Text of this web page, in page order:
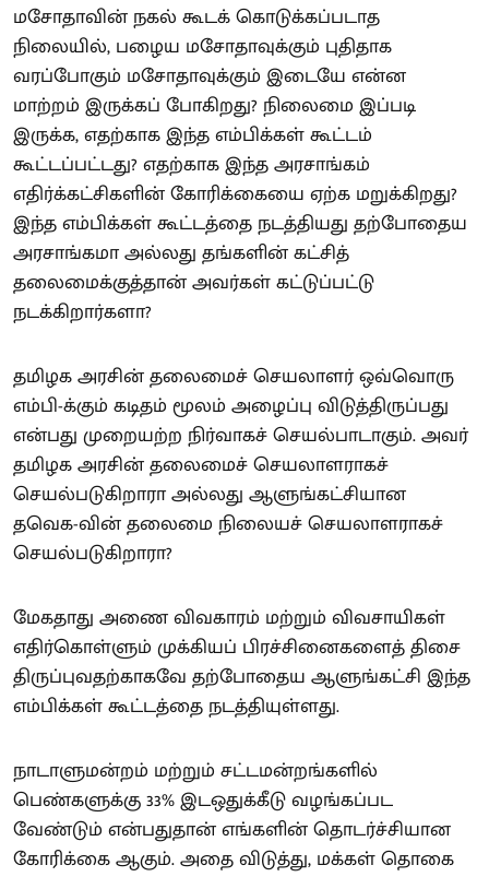
மசோதாவின் நகல் கூடக் கொடுக்கப்படாத
நிலையில், பழைய மசோதாவுக்கும் புதிதாக
வரப்போகும் மசோதாவுக்கும் இடையே என்ன
மாற்றம் இருக்கப் போகிறது? நிலைமை இப்படி
இருக்க, எதற்காக இந்த எம்பிக்கள் கூட்டம்
கூட்டப்பட்டது? எதற்காக இந்த அரசாங்கம்
எதிர்க்கட்சிகளின் கோரிக்கையை ஏற்க மறுக்கிறது?
இந்த எம்பிக்கள் கூட்டத்தை நடத்தியது தற்போதைய
அரசாங்கமா அல்லது தங்களின் கட்சித்
தலைமைக்குத்தான் அவர்கள் கட்டுப்பட்டு
நடக்கிறார்களா?
தமிழக அரசின் தலைமைச் செயலாளர் ஒவ்வொரு
எம்பி-க்கும் கடிதம் மூலம் அழைப்பு விடுத்திருப்பது
என்பது முறையற்ற நிர்வாகச் செயல்பாடாகும். அவர்
தமிழக அரசின் தலைமைச் செயலாளராகச்
செயல்படுகிறாரா அல்லது ஆளுங்கட்சியான
தவெக-வின் தலைமை நிலையச் செயலாளராகச்
செயல்படுகிறாரா?
மேகதாது அணை விவகாரம் மற்றும் விவசாயிகள்
எதிர்கொள்ளும் முக்கியப் பிரச்சினைகளைத் திசை
திருப்புவதற்காகவே தற்போதைய ஆளுங்கட்சி இந்த
எம்பிக்கள் கூட்டத்தை நடத்தியுள்ளது.
நாடாளுமன்றம் மற்றும் சட்டமன்றங்களில்
பெண்களுக்கு 33% இடஒதுக்கீடு வழங்கப்பட
வேண்டும் என்பதுதான் எங்களின் தொடர்ச்சியான
கோரிக்கை ஆகும். அதை விடுத்து, மக்கள் தொகை